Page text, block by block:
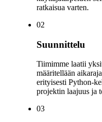
ratkaisua varten.
02
Suunnittelu
Tiimimme laatii
määritellään
erityisesti Python-
projektin laajuus ja
03